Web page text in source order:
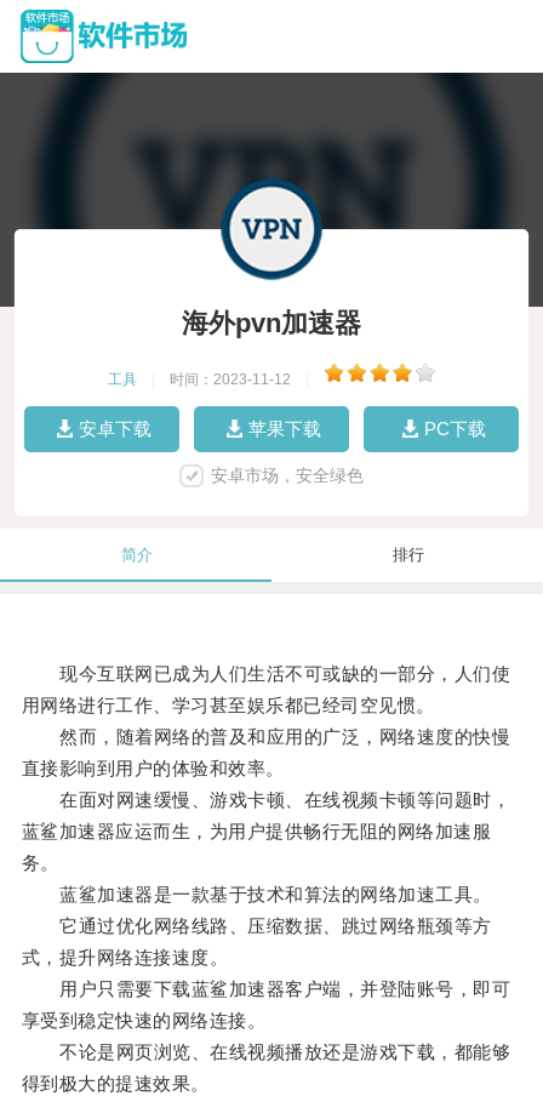
海外pvn加速器
工具 时间：2023-11-12
安卓下载 苹果下载 PC下载
安卓市场，安全绿色
简介 排行
现今互联网已成为人们生活不可或缺的一部分，人们使
用网络进行工作、学习甚至娱乐都已经司空见惯。
然而，随着网络的普及和应用的广泛，网络速度的快慢
直接影响到用户的体验和效率。
在面对网速缓慢、游戏卡顿、在线视频卡顿等问题时，
蓝鲨加速器应运而生，为用户提供畅行无阻的网络加速服
务。
蓝鲨加速器是一款基于技术和算法的网络加速工具。
它通过优化网络线路、压缩数据、跳过网络瓶颈等方
式，提升网络连接速度。
用户只需要下载蓝鲨加速器客户端，并登陆账号，即可
享受到稳定快速的网络连接。
不论是网页浏览、在线视频播放还是游戏下载，都能够
得到极大的提速效果。